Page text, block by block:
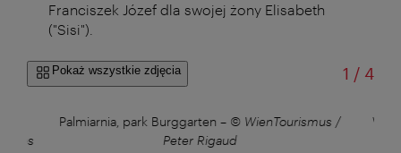
Franciszek Józef dla swojej żony Elisabeth
("Sisi").
Pokaż wszystkie zdjęcia 1 /od
4
Palmiarnia, park Burggarten – © WienTourismus /
Peter Rigaud